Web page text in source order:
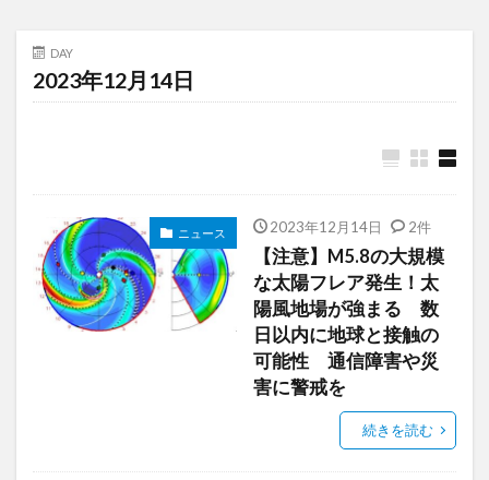
DAY
2023年12月14日
ニュース 2023年12月14日 2件
【注意】M5.8の大規模
な太陽フレア発生！太
陽風地場が強まる 数
日以内に地球と接触の
可能性 通信障害や災
害に警戒を
続きを読む